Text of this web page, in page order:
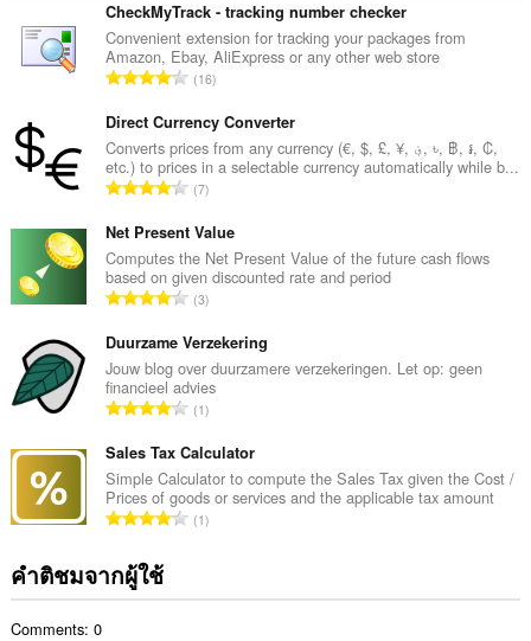
CheckMyTrack - tracking number checker
Convenient extension for tracking your packages from
Amazon, Ebay, AliExpress or any other web store
จำ
ว
น
ค
ะ
น
น
ร
ว
ม
ทั้
ง
ห
ด
:
16
Direct Currency Converter
Converts prices from any currency (€, $, £, ¥, ؋, ৳, ฿, ៛, ₡,
etc.) to prices in a selectable currency automatically while b...
จำ
ว
น
ค
ะ
น
น
ร
ว
ม
ทั้
ง
ห
7
Net Present Value
Computes the Net Present Value of the future cash flows
based on given discounted rate and period
จำ
ว
น
ค
ะ
น
น
ร
ว
ง
3
Duurzame Verzekering
Jouw blog over duurzamere verzekeringen. Let op: geen
financieel advies
จำ
ว
น
ค
ะ
น
1
Sales Tax Calculator
Simple Calculator to compute the Sales Tax given the Cost /
Prices of goods or services and the applicable tax amount
จำ
1
คำติชมจากผู้ใช้
Comments: 0